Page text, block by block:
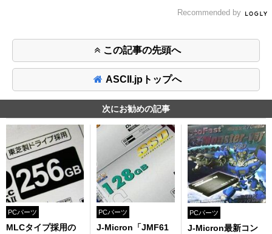
Recommended by
この記事の先頭へ
ASCII.jpトップへ
次にお勧めの記事
PCパーツ
MLCタイプ採用の
PCパーツ
J-Micron「JMF61
PCパーツ
J-Micron最新コン